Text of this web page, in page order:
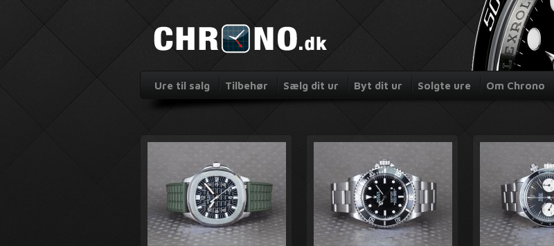
Ure til salg Tilbehør Sælg dit ur Byt dit ur Solgte ure Om Chrono